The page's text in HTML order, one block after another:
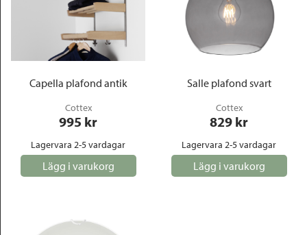
Capella plafond antik
Cottex
995 kr
Lagervara 2-5 vardagar
Lägg i varukorg
Salle plafond svart
Cottex
829 kr
Lagervara 2-5 vardagar
Lägg i varukorg